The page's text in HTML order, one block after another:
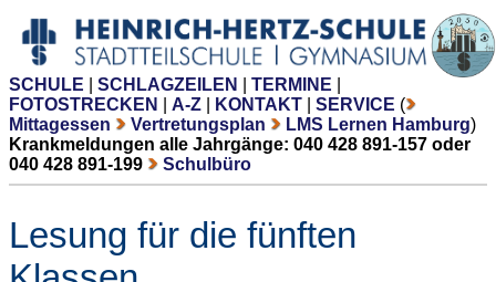
SCHULE SCHLAGZEILEN TERMINE
FOTOSTRECKEN
A-Z KONTAKT SERVICE (
Mittagessen
Vertretungsplan LMS Lernen Hamburg)
Krankmeldungen alle Jahrgänge: 040 428 891-157 oder
040 428 891-199
Schulbüro
Lesung für die fünften